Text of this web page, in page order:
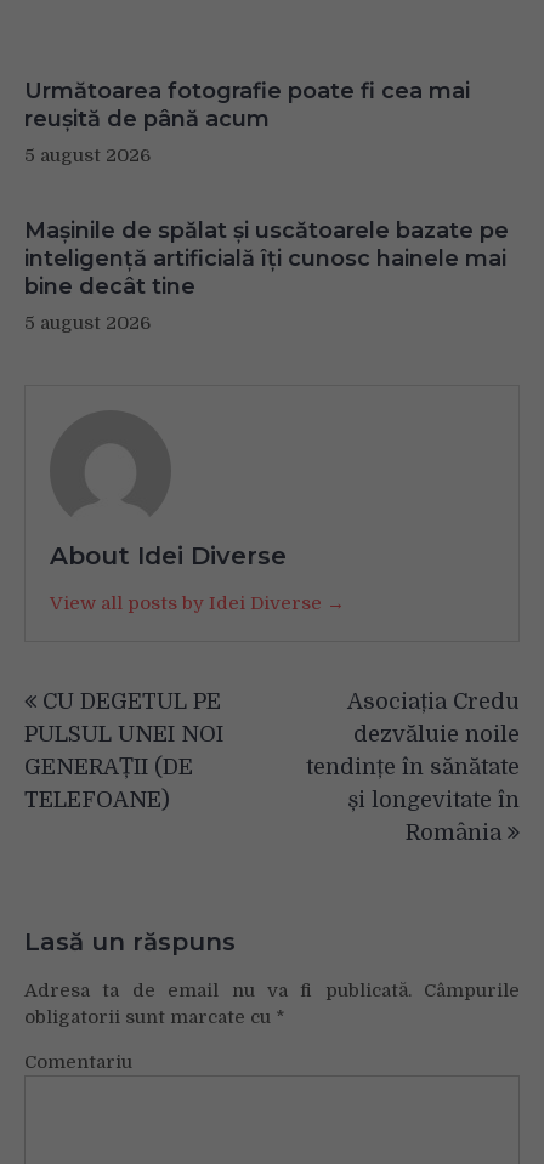
Următoarea fotografie poate fi cea mai
reușită de până acum
5 august 2026
Mașinile de spălat și uscătoarele bazate pe
inteligență artificială îți cunosc hainele mai
bine decât tine
5 august 2026
About Idei Diverse
View all posts by Idei Diverse →
în
articole
CU DEGETUL PE
PULSUL UNEI NOI
GENERAȚII (DE
TELEFOANE)
Asociația Credu
dezvăluie noile
tendințe în sănătate
și longevitate în
România
Lasă un răspuns
Adresa ta de email nu va fi publicată.Câmpurile
obligatorii sunt marcate cu *
Comentariu